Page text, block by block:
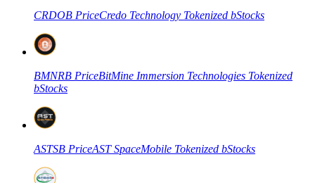
CRDOB PriceCredo Technology Tokenized bStocks
BMNRB PriceBitMine Immersion Technologies Tokenized
bStocks
ASTSB PriceAST SpaceMobile Tokenized bStocks